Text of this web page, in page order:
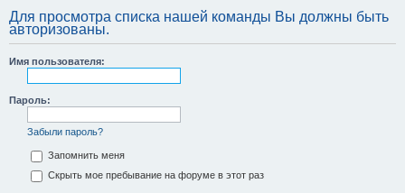
ск
Для просмотра списка нашей команды Вы должны быть
авторизованы.
Имя пользователя:
Пароль:
Забыли пароль?
Запомнить меня
Скрыть мое пребывание на форуме в этот раз